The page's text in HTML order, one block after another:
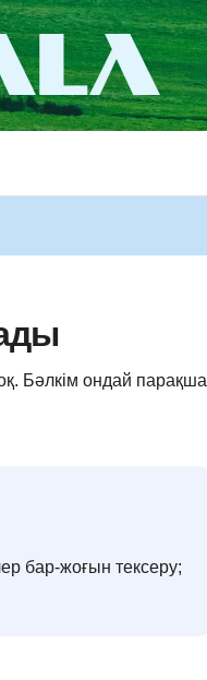
Бәлкім ондай парақша
бар-жоғын тексеру;